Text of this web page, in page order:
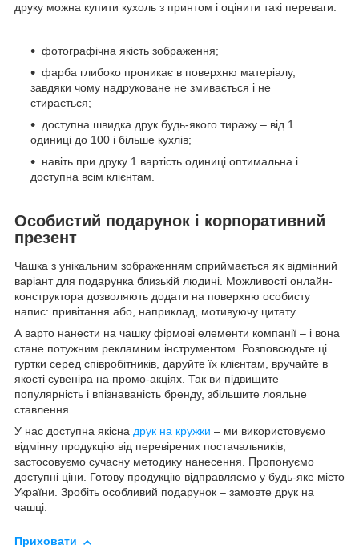
друку можна купити кухоль з принтом і оцінити такі переваги:
фотографічна якість зображення;
фарба глибоко проникає в поверхню матеріалу,
завдяки чому надруковане не змивається і не
стирається;
доступна швидка друк будь-якого тиражу – від 1
одиниці до 100 і більше кухлів;
навіть при друку 1 вартість одиниці оптимальна і
доступна всім клієнтам.
Особистий подарунок і корпоративний
презент
Чашка з унікальним зображенням сприймається як відмінний
варіант для подарунка близькій людині. Можливості онлайн-
конструктора дозволяють додати на поверхню особисту
напис: привітання або, наприклад, мотивуючу цитату.
А варто нанести на чашку фірмові елементи компанії – і вона
стане потужним рекламним інструментом. Розповсюдьте ці
гуртки серед співробітників, даруйте їх клієнтам, вручайте в
якості сувеніра на промо-акціях. Так ви підвищите
популярність і впізнаваність бренду, збільшите лояльне
ставлення.
У нас доступна якісна друк на кружки – ми використовуємо
відмінну продукцію від перевірених постачальників,
застосовуємо сучасну методику нанесення. Пропонуємо
доступні ціни. Готову продукцію відправляємо у будь-яке місто
України. Зробіть особливий подарунок – замовте друк на
чашці.
Приховати